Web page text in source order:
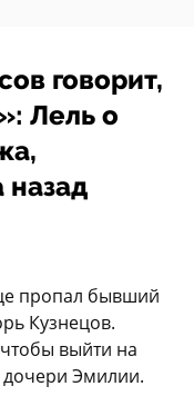
говорит,
Лель о
назад
пропал бывший
Кузнецов.
выйти на
дочери Эмилии.